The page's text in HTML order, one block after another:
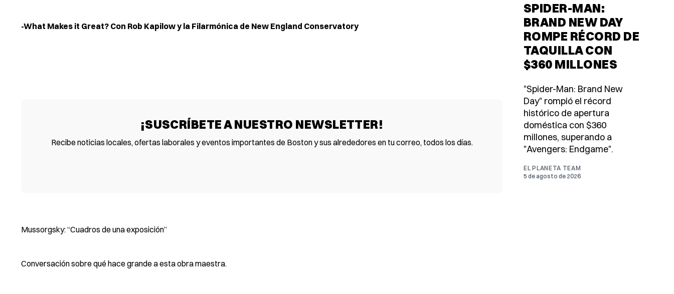
-What Makes it Great? Con Rob Kapilow y la Filarmónica de New England Conservatory
¡SUSCRÍBETE A NUESTRO NEWSLETTER!
Recibe noticias locales, ofertas laborales y eventos importantes de Boston y sus alrededores en tu correo, todos los días.
Mussorgsky: “Cuadros de una exposición”
Conversación sobre qué hace grande a esta obra maestra.
SPIDER-MAN:
BRAND NEW DAY
ROMPE RÉCORD DE
TAQUILLA CON
$360 MILLONES
"Spider-Man: Brand New
Day" rompió el récord
histórico de apertura
doméstica con $360
millones, superando a
"Avengers: Endgame".
EL PLANETA TEAM
5 de agosto de 2026